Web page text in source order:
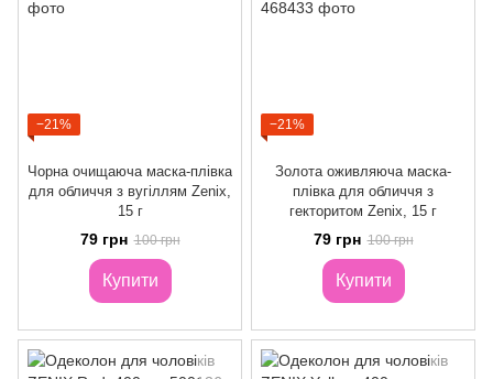
−21%
Чорна очищаюча маска-плівка
для обличчя з вугіллям Zenix,
15 г
79 грн 100 грн
Купити
−21%
Золота оживляюча маска-
плівка для обличчя з
гекторитом Zenix, 15 г
79 грн 100 грн
Купити